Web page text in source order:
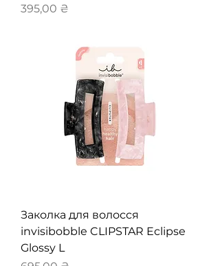
Ціна
395,00 ₴
Заколка для волосся
invisibobble CLIPSTAR Eclipse
Glossy L